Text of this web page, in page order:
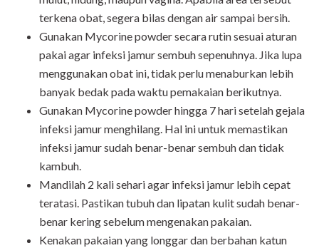
terkena obat, segera bilas dengan air sampai bersih.
Gunakan Mycorine powder secara rutin sesuai aturan
pakai agar infeksi jamur sembuh sepenuhnya. Jika lupa
menggunakan obat ini, tidak perlu menaburkan lebih
banyak bedak pada waktu pemakaian berikutnya.
Gunakan Mycorine powder hingga 7 hari setelah gejala
infeksi jamur menghilang. Hal ini untuk memastikan
infeksi jamur sudah benar-benar sembuh dan tidak
kambuh.
Mandilah 2 kali sehari agar infeksi jamur lebih cepat
teratasi. Pastikan tubuh dan lipatan kulit sudah benar-
benar kering sebelum mengenakan pakaian.
Kenakan pakaian yang longgar dan berbahan katun